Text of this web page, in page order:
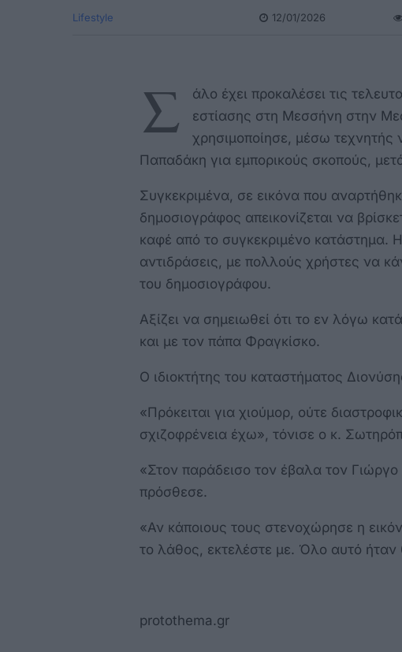
Lifestyle 12/01/2026
Σ
άλο έχει προκαλέσει τις
εστίασης στη Μεσσήνη στην
χρησιμοποίησε, μέσω τεχνητής
Παπαδάκη για εμπορικούς σκοπούς,
Συγκεκριμένα, σε εικόνα που
δημοσιογράφος απεικονίζεται να
καφέ από το συγκεκριμένο κατάστημα.
αντιδράσεις, με πολλούς χρήστες να
του δημοσιογράφου.
Αξίζει να σημειωθεί ότι το εν λόγω
και με τον πάπα Φραγκίσκο.
Ο ιδιοκτήτης του καταστήματος
«Πρόκειται για χιούμορ, ούτε
σχιζοφρένεια έχω», τόνισε ο κ.
«Στον παράδεισο τον έβαλα τον
πρόσθεσε.
«Αν κάποιους τους στενοχώρησε η
το λάθος, εκτελέστε με. Όλο αυτό
protothema.gr